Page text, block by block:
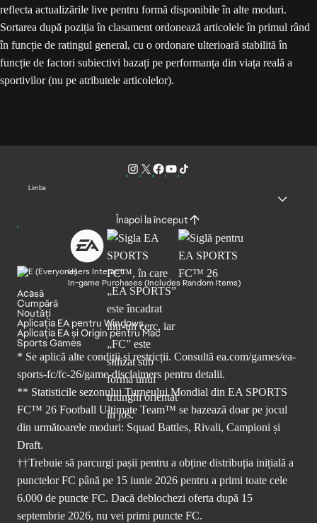
reflecta actualizările live pentru formă disponibile în alte moduri.
Sortarea după poziția în clasament ordonează articolele în primul rând
în funcție de ratingul general, cu o ordonare ulterioară stabilită în
funcție de factori subiectivi bazați pe performanța din viața reală a
sportivilor (nu pe atributele articolelor).
Limba
Înapoi la început
Users Interact
In-game Purchases (Includes Random Items)
Acasă
Cumpără
Noutăți
Aplicația EA pentru Windows
Aplicația EA și Origin pentru Mac
Sports Games
* Se aplică alte condiții și restricții. Consultă ea.com/games/ea-
sports-fc/fc-26/game-disclaimers pentru detalii.
** Statisticile sezonului Turneului Mondial din EA SPORTS
FC™ 26 Football Ultimate Team™ se bazează doar pe jocul
din următoarele moduri: Squad Battles, Rivali, Campioni și
Draft.
††Trebuie să parcurgi pașii pentru a obține distribuția inițială a
punctelor FC până pe 15 iunie 2026 pentru a primi toate cele
6.000 de puncte FC. Dacă deblochezi oferta după 15
septembrie 2026, nu vei primi puncte FC.